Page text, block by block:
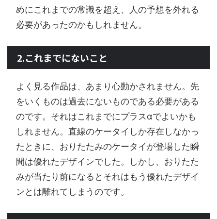
めにこれまでの常識を超え、人の予想を外れる
必要があったのかもしれません。
2.これまでにないこと
よく見る作品は、あまり心動かされません。先
をいくものは過去にないものである必要がある
のです。それはこれまでにプラスαでよいかも
しれません。直線のケータイしか存在しなかっ
たときに、おりたたみのケータイが登場した瞬
間は優れたデザインでした。しかし、おりたた
みが当たり前になるとそれはもう優れたデザイ
ンとは離れてしまうのです。